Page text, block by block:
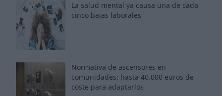
La salud mental ya causa una de cada
cinco bajas laborales
Normativa de ascensores en
comunidades: hasta 40.000 euros de
coste para adaptarlos